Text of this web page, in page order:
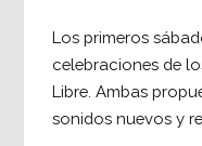
Los primeros
celebraciones de
Libre. Ambas
sonidos nuevos y